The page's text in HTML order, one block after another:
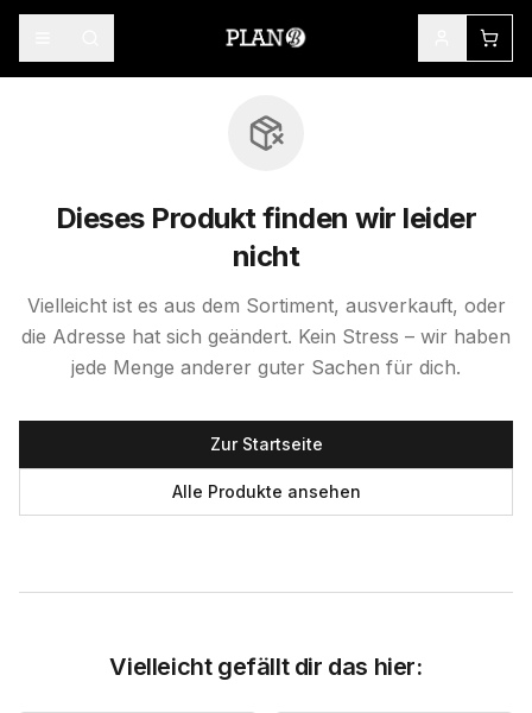
Dieses Produkt finden wir leider
nicht
Vielleicht ist es aus dem Sortiment, ausverkauft, oder
die Adresse hat sich geändert. Kein Stress – wir haben
jede Menge anderer guter Sachen für dich.
Zur Startseite
Alle Produkte ansehen
Vielleicht gefällt dir das hier: